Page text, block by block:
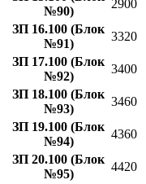
№90)
2900
ЗП 16.100 (Блок
№91)
3320
ЗП 17.100 (Блок
№92)
3400
ЗП 18.100 (Блок
№93)
3460
ЗП 19.100 (Блок
№94)
4360
ЗП 20.100 (Блок
№95)
4420